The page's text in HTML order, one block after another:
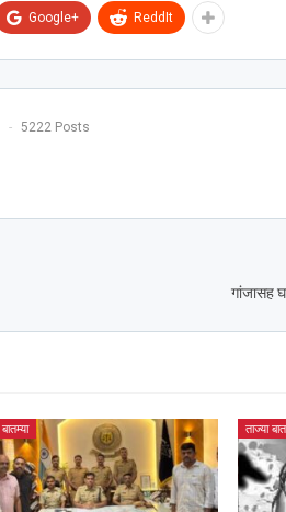
Google+ ReddIt
5222 Posts
गांजासह
ताज्या